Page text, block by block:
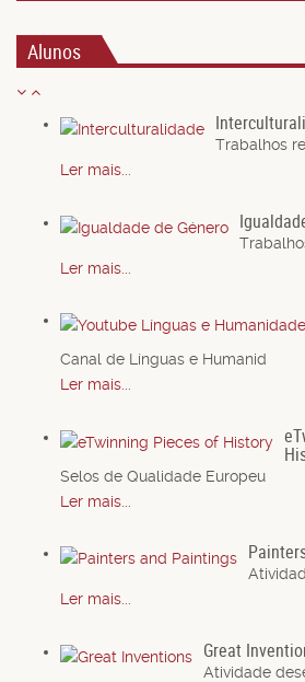
Alunos
Trabalhos
Ler mais...
Ler mais...
Canal de Línguas e Humanid
Ler mais...
Selos de Qualidade Europeu
Ler mais...
Ler mais...
Great
Atividade